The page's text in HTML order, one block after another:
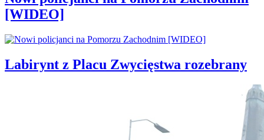
[WIDEO]
Labirynt z Placu Zwycięstwa rozebrany